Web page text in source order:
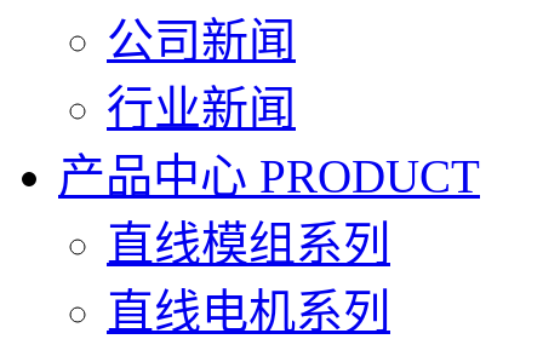
公司新闻
行业新闻
产品中心 PRODUCT
直线模组系列
直线电机系列